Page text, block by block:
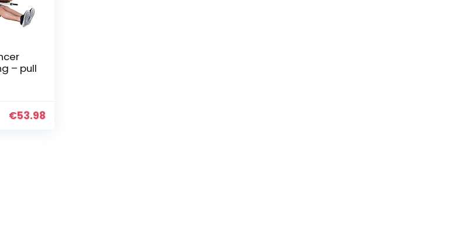
– pull
ups,
€53.98